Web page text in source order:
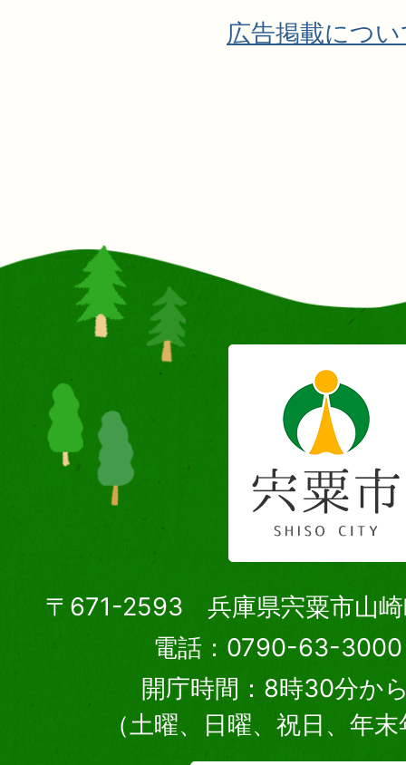
広告掲載につ
〒671-2593 兵庫県宍粟市山崎
電話：0790-63-3000
開庁時間：8時30分か
（土曜、日曜、祝日、年